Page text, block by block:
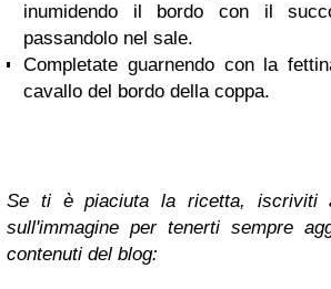
inumidendo il bordo con il
passandolo nel sale.
Completate guarnendo con la
cavallo del bordo della coppa.
Se ti è piaciuta la ricetta, iscriviti
sull'immagine per tenerti sempre
contenuti del blog: